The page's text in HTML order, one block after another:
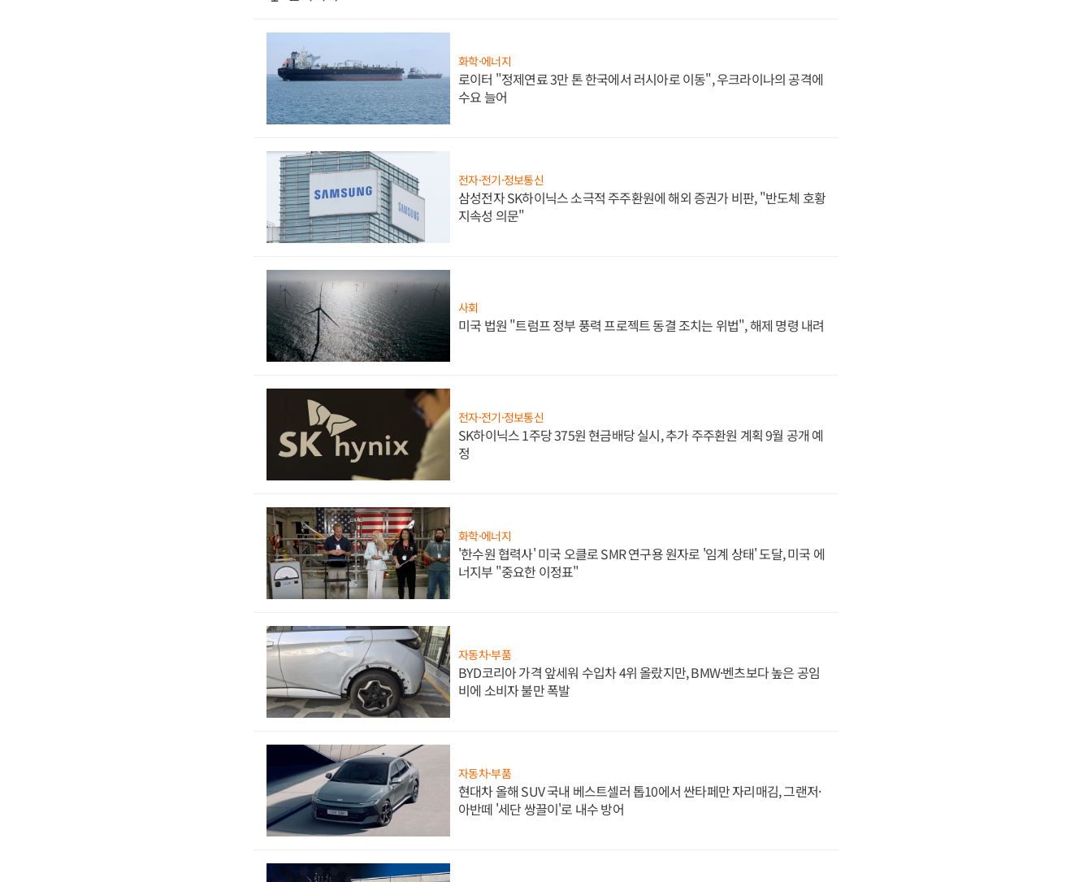
화학·에너지
로이터 "정제연료 3만 톤 한국에서 러시아로 이동", 우크라이나의 공격에
수요 늘어
전자·전기·정보통신
삼성전자 SK하이닉스 소극적 주주환원에 해외 증권가 비판, "반도체 호황
지속성 의문"
사회
미국 법원 "트럼프 정부 풍력 프로젝트 동결 조치는 위법", 해제 명령 내려
전자·전기·정보통신
SK하이닉스 1주당 375원 현금배당 실시, 추가 주주환원 계획 9월 공개 예
정
화학·에너지
'한수원 협력사' 미국 오클로 SMR 연구용 원자로 '임계 상태' 도달, 미국 에
너지부 "중요한 이정표"
자동차·부품
BYD코리아 가격 앞세워 수입차 4위 올랐지만, BMW·벤츠보다 높은 공임
비에 소비자 불만 폭발
자동차·부품
현대차 올해 SUV 국내 베스트셀러 톱10에서 싼타페만 자리매김, 그랜저·
아반떼 '세단 쌍끌이'로 내수 방어